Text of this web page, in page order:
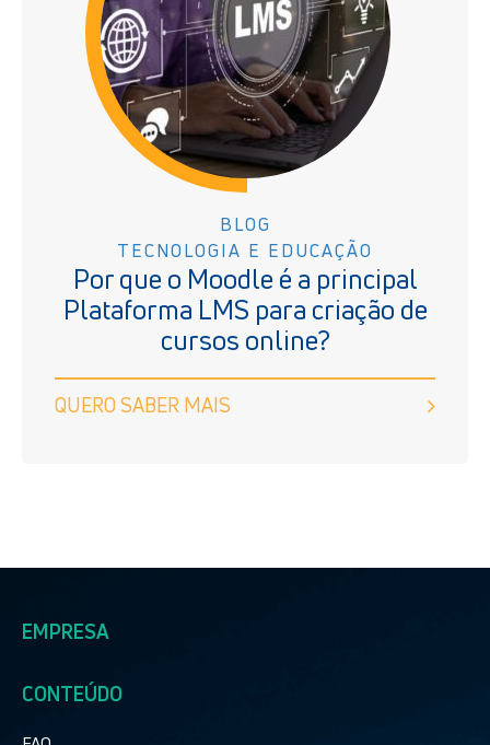
BLOG
TECNOLOGIA E EDUCAÇÃO
Por que o Moodle é a principal
Plataforma LMS para criação de
cursos online?
QUERO SABER MAIS
EMPRESA
CONTEÚDO